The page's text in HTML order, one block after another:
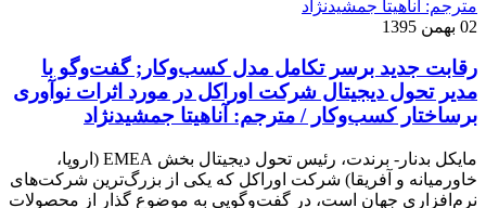
02 بهمن 1395
رقابت جدید برسر تکامل مدل کسب‌و‌کار; گفت‌وگو با
مدیر تحول دیجیتال شرکت اوراکل در مورد اثرات نوآوری
برساختار کسب‌وکار / مترجم: آناهیتا جمشیدنژاد
مایکل بدنار- برندت، رئیس تحول دیجیتال بخش EMEA (اروپا،
خاورمیانه و آفریقا) شرکت اوراکل که یکی از بزرگ‌ترین شرکت‌های
نرم‌افزاری جهان است، در گفت‌وگویی به موضوع گذار از محصولات